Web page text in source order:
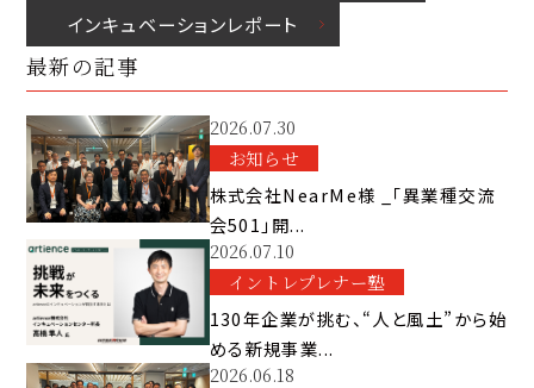
インキュベーションレポート
最新の記事
2026.07.30
お知らせ
株式会社NearMe様 _「異業種交流
会501」開...
2026.07.10
イントレプレナー塾
130年企業が挑む、“人と風土”から始
める新規事業...
2026.06.18